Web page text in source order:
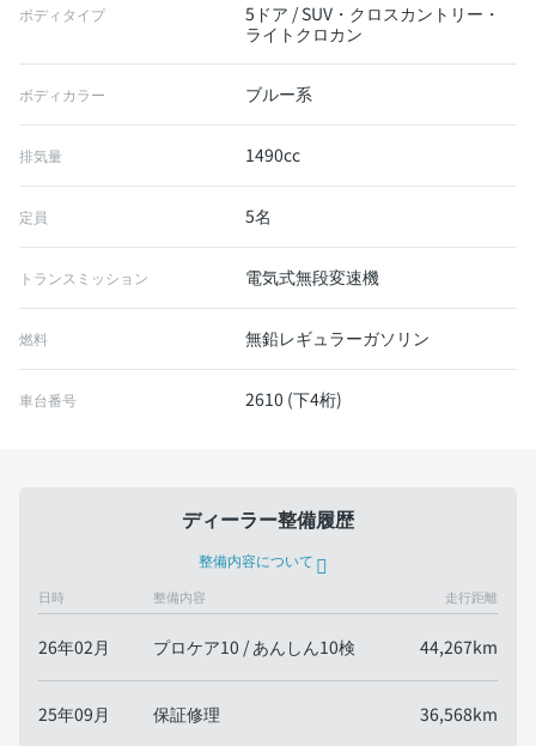
ボディタイプ
5ドア / SUV・クロスカントリー・
ライトクロカン
ボディカラー ブルー系
排気量 1490cc
定員 5名
トランスミッション 電気式無段変速機
燃料 無鉛レギュラーガソリン
車台番号 2610 (下4桁)
ディーラー整備履歴
整備内容について
日時 整備内容 走行距離
26年02月 プロケア10 / あんしん10検 44,267km
25年09月 保証修理 36,568km